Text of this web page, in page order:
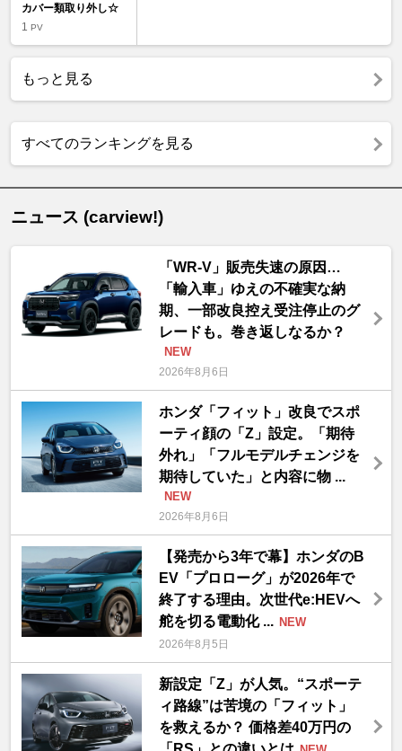
カバー類取り外し☆
1 PV
もっと見る
すべてのランキングを見る
ニュース (carview!)
「WR-V」販売失速の原因…
「輸入車」ゆえの不確実な納
期、一部改良控え受注停止のグ
レードも。巻き返しなるか？
NEW
2026年8月6日
ホンダ「フィット」改良でスポ
ーティ顔の「Z」設定。「期待
外れ」「フルモデルチェンジを
期待していた」と内容に物 ...
NEW
2026年8月6日
【発売から3年で幕】ホンダのB
EV「プロローグ」が2026年で
終了する理由。次世代e:HEVへ
舵を切る電動化 ... NEW
2026年8月5日
新設定「Z」が人気。“スポーテ
ィ路線”は苦境の「フィット」
を救えるか？ 価格差40万円の